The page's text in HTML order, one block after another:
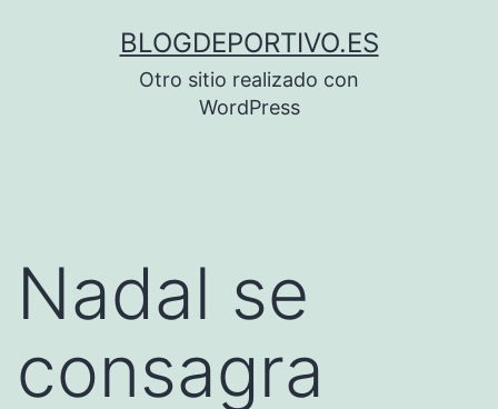
BLOGDEPORTIVO.ES
Otro sitio realizado con
WordPress
Nadal se
consagra